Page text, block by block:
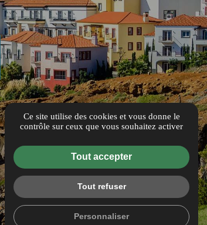
Ce site utilise des cookies et vous donne le
contrôle sur ceux que vous souhaitez activer
Tout accepter
Tout refuser
Personnaliser